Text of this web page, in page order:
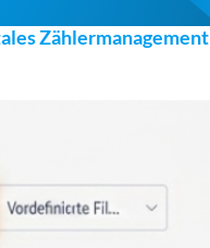
Zählermanagement